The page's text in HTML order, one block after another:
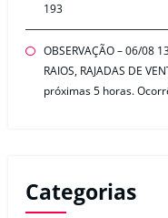
193
OBSERVAÇÃO – 06/08
RAIOS, RAJADAS DE
próximas 5 horas.
Categorias